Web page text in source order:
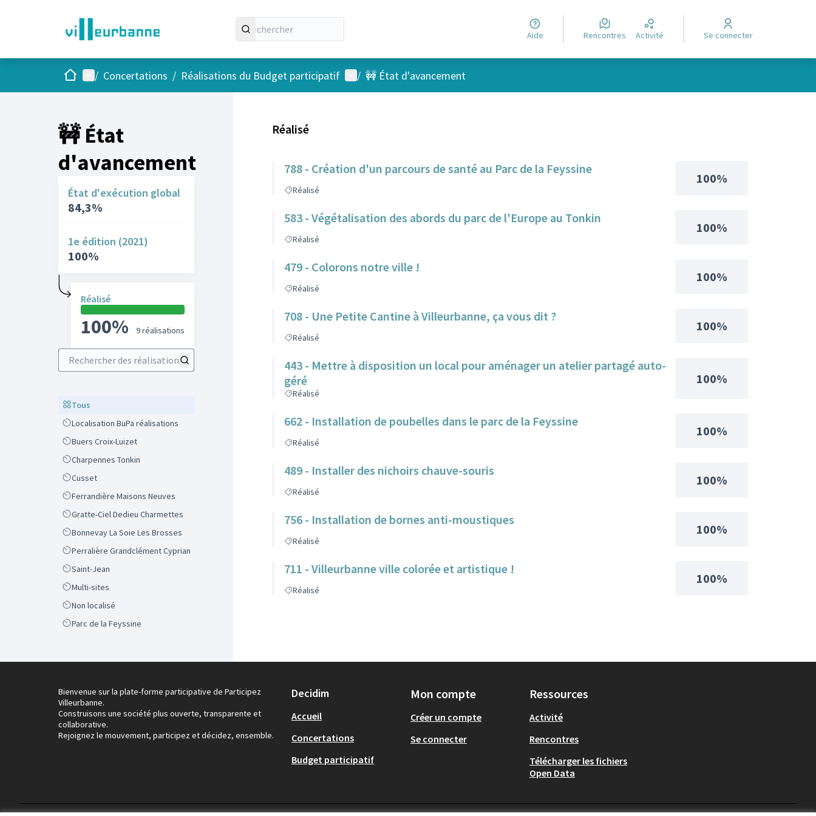
Aide Rencontres Activité Se connecter
AccueilMenu principal
/ Concertations / Réalisations du Budget participatif Menu utilisateur
/ 🚧 État d'avancement
🚧 État
d'avancement
État d'exécution global
84,3%
1e édition (2021)
100%
Réalisé
100% 9 réalisations
Rechercher des réalisations
ScopeTous
ScopeLocalisation BuPa réalisations
ScopeBuers Croix-Luizet
ScopeCharpennes Tonkin
ScopeCusset
ScopeFerrandière Maisons Neuves
ScopeGratte-Ciel Dedieu Charmettes
ScopeBonnevay La Soie Les Brosses
ScopePerralière Grandclément Cyprian
ScopeSaint-Jean
ScopeMulti-sites
ScopeNon localisé
ScopeParc de la Feyssine
Réalisé
788 - Création d'un parcours de santé au Parc de la Feyssine
Réalisé
100%
583 - Végétalisation des abords du parc de l'Europe au Tonkin
Réalisé
100%
479 - Colorons notre ville !
Réalisé
100%
708 - Une Petite Cantine à Villeurbanne, ça vous dit ?
Réalisé
100%
443 - Mettre à disposition un local pour aménager un atelier partagé auto-
géré
Réalisé
100%
662 - Installation de poubelles dans le parc de la Feyssine
Réalisé
100%
489 - Installer des nichoirs chauve-souris
Réalisé
100%
756 - Installation de bornes anti-moustiques
Réalisé
100%
711 - Villeurbanne ville colorée et artistique !
Réalisé
100%
Bienvenue sur la plate-forme participative de Participez
Villeurbanne.
Construisons une société plus ouverte, transparente et
collaborative.
Rejoignez le mouvement, participez et décidez, ensemble.
Decidim
Accueil
Concertations
Budget participatif
Mon compte
Créer un compte
Se connecter
Ressources
Activité
Rencontres
Télécharger les fichiers
Open Data